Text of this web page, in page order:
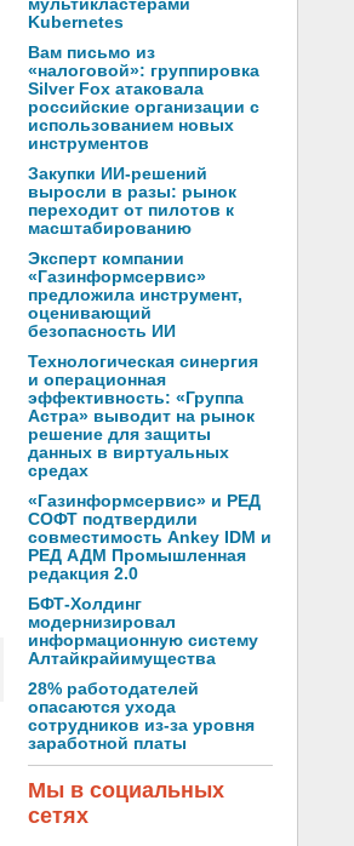
мультикластерами
Kubernetes
Вам письмо из
«налоговой»: группировка
Silver Fox атаковала
российские организации с
использованием новых
инструментов
Закупки ИИ-решений
выросли в разы: рынок
переходит от пилотов к
масштабированию
Эксперт компании
«Газинформсервис»
предложила инструмент,
оценивающий
безопасность ИИ
Технологическая синергия
и операционная
эффективность: «Группа
Астра» выводит на рынок
решение для защиты
данных в виртуальных
средах
«Газинформсервис» и РЕД
СОФТ подтвердили
совместимость Ankey IDM и
РЕД АДМ Промышленная
редакция 2.0
БФТ-Холдинг
модернизировал
информационную систему
Алтайкрайимущества
28% работодателей
опасаются ухода
сотрудников из-за уровня
заработной платы
Мы в социальных
сетях